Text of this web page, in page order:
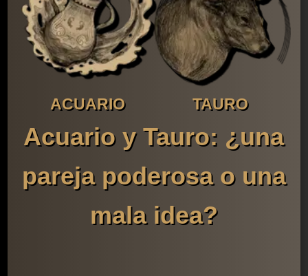
ACUARIO TAURO
Acuario y Tauro: ¿una
pareja poderosa o una
mala idea?